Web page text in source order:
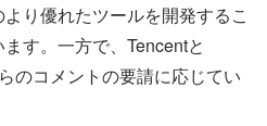
り優れたツールを開発するこ
す。一方で、Tencentと
のコメントの要請に応じてい